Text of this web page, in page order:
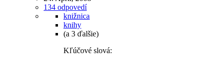
134 odpovedí
knižnica
knihy
(a 3 ďalšie)
Kľúčové slová: